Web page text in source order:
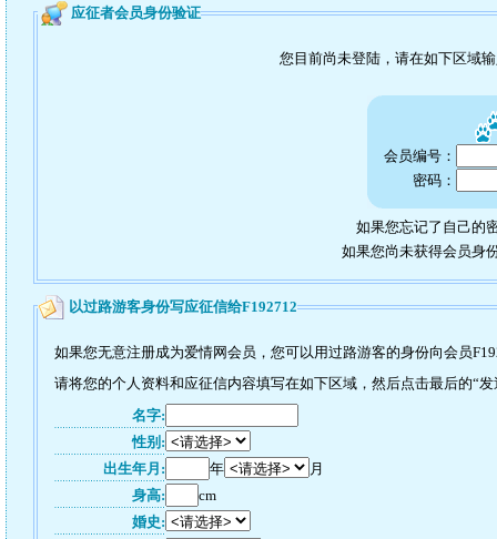
应征者会员身份验证
您目前尚未登陆，请在如下区域
会员编号：
密码：
如果您忘记了自己的
如果您尚未获得会员身
以过路游客身份写应征信给F192712
如果您无意注册成为爱情网会员，您可以用过路游客的身份向会员
请将您的个人资料和应征信内容填写在如下区域，然后点击最后的“
名字:
性别:
出生年月:
年
月
身高:
cm
婚史: